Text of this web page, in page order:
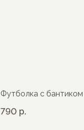
Футболка с бантиком
790 р.